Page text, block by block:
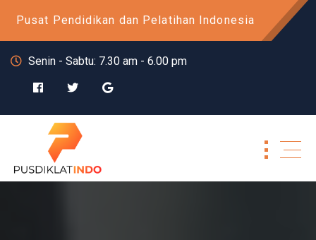
Pusat Pendidikan dan Pelatihan Indonesia
Senin - Sabtu: 7.30 am - 6.00 pm